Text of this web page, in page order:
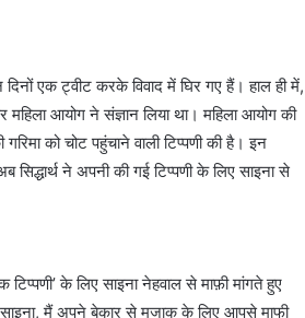
एक ट्वीट करके विवाद में घिर गए हैं। हाल ही में,
आयोग ने संज्ञान लिया था। महिला आयोग की
को चोट पहुंचाने वाली टिप्पणी की है। इन
ने अपनी की गई टिप्पणी के लिए साइना से
के लिए साइना नेहवाल से माफ़ी मांगते हुए
साइना, मैं अपने बेकार से मजाक के लिए आपसे माफी